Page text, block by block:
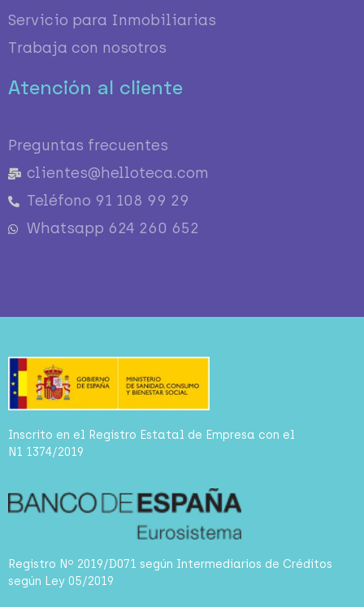
Servicio para Inmobiliarias
Trabaja con nosotros
Atención al cliente
Preguntas frecuentes
clientes@helloteca.com
Teléfono 91 108 99 29
Whatsapp 624 260 652
Inscrito en el Registro Estatal de Empresa con el
N1 1374/2019
Registro Nº 2019/D071 según Intermediarios de Créditos
según Ley 05/2019